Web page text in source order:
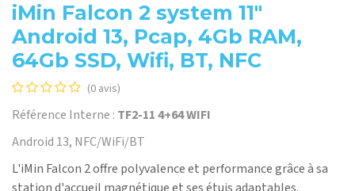
iMin Falcon 2 system 11"
Android 13, Pcap, 4Gb RAM,
64Gb SSD, Wifi, BT, NFC
(0 avis)
Référence Interne : TF2-11 4+64 WIFI
Android 13, NFC/WiFi/BT
L'iMin Falcon 2 offre polyvalence et performance grâce à sa